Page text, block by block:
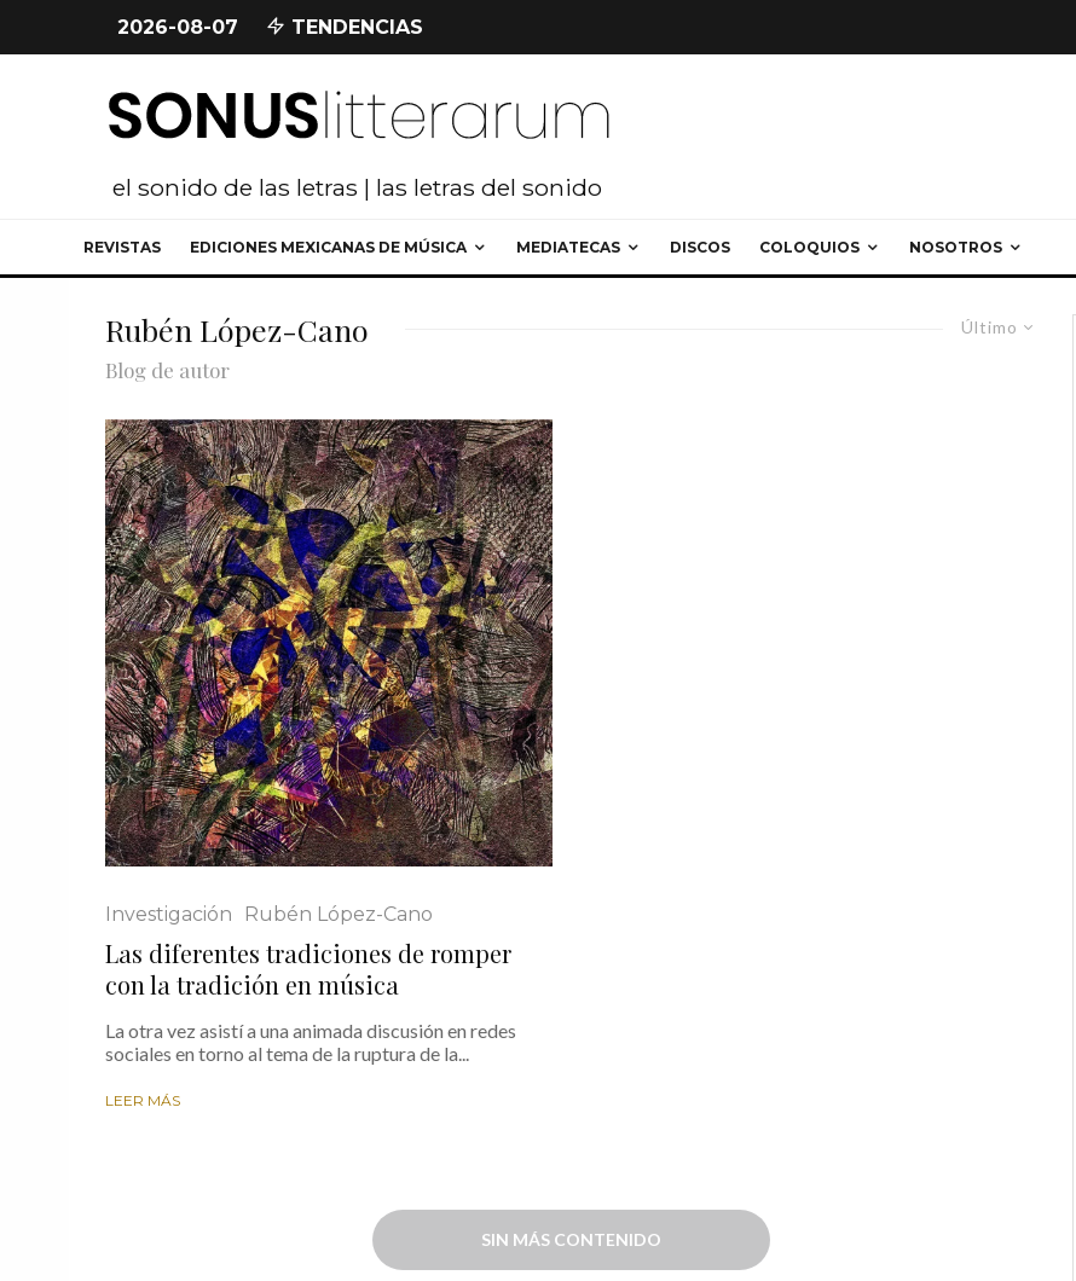
2026-08-07 TENDENCIAS
el sonido de las letras | las letras del sonido
REVISTAS EDICIONES MEXICANAS DE MÚSICA MEDIATECAS DISCOS COLOQUIOS NOSOTROS
Último
Rubén López-Cano
Blog de autor
Investigación Rubén López-Cano
Las diferentes tradiciones de romper
con la tradición en música
La otra vez asistí a una animada discusión en redes
sociales en torno al tema de la ruptura de la...
LEER MÁS
SIN MÁS CONTENIDO